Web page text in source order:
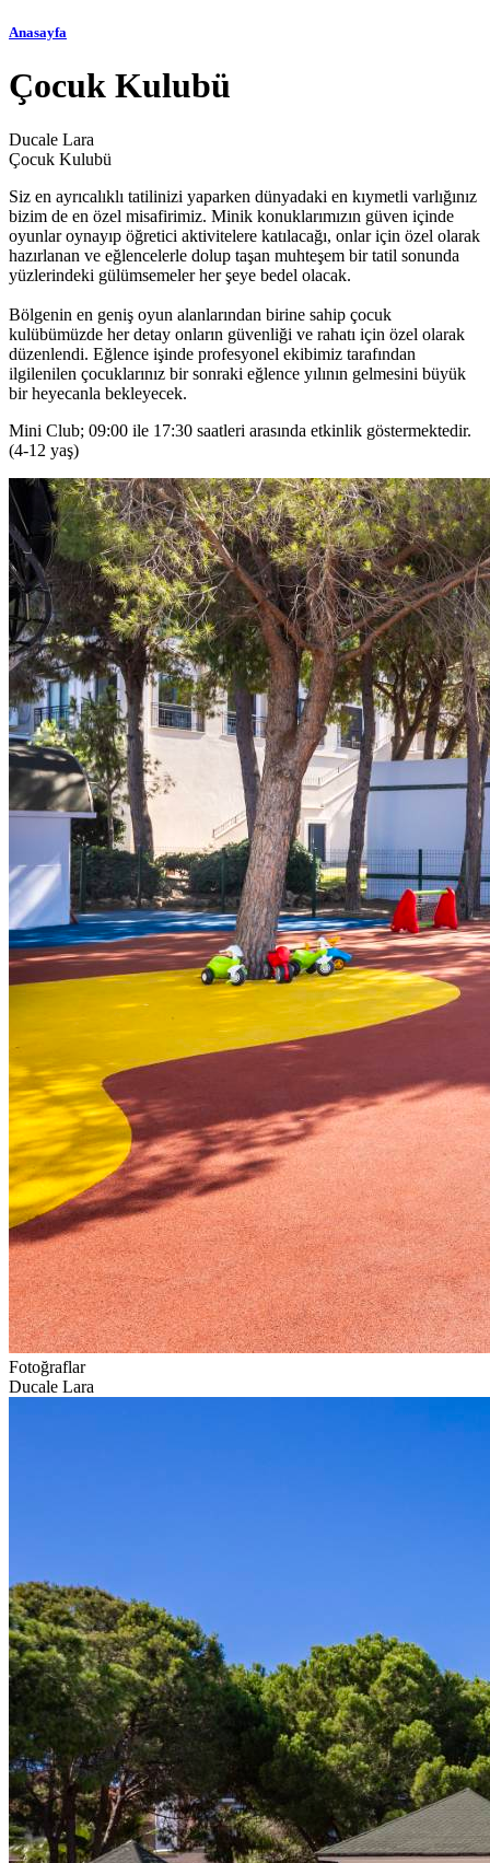
Anasayfa
Çocuk Kulubü
Ducale Lara
Çocuk Kulubü
Siz en ayrıcalıklı tatilinizi yaparken dünyadaki en kıymetli varlığınız
bizim de en özel misafirimiz. Minik konuklarımızın güven içinde
oyunlar oynayıp öğretici aktivitelere katılacağı, onlar için özel olarak
hazırlanan ve eğlencelerle dolup taşan muhteşem bir tatil sonunda
yüzlerindeki gülümsemeler her şeye bedel olacak.
Bölgenin en geniş oyun alanlarından birine sahip çocuk
kulübümüzde her detay onların güvenliği ve rahatı için özel olarak
düzenlendi. Eğlence işinde profesyonel ekibimiz tarafından
ilgilenilen çocuklarınız bir sonraki eğlence yılının gelmesini büyük
bir heyecanla bekleyecek.
Mini Club; 09:00 ile 17:30 saatleri arasında etkinlik göstermektedir.
(4-12 yaş)
Fotoğraflar
Ducale Lara